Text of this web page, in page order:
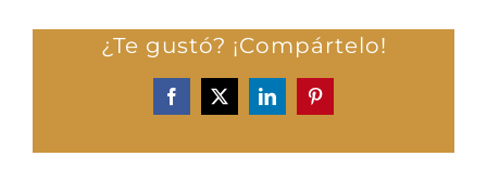
¿Te gustó? ¡Compártelo!
Facebook
X LinkedInPinterest